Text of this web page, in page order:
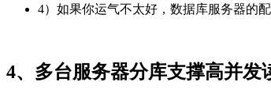
4）如果你运气不太好，数据库服务器的
4、多台服务器分库支撑高并发